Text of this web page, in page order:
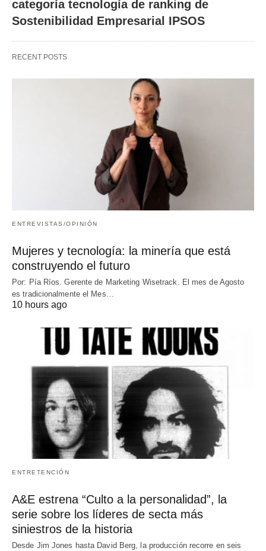
categoría tecnología de ranking de
Sostenibilidad Empresarial IPSOS
RECENT POSTS
ENTREVISTAS/OPINIÓN
Mujeres y tecnología: la minería que está
construyendo el futuro
Por: Pía Ríos. Gerente de Marketing Wisetrack. El mes de Agosto
es tradicionalmente el Mes…
10 hours ago
ENTRETENCIÓN
A&E estrena “Culto a la personalidad”, la
serie sobre los líderes de secta más
siniestros de la historia
Desde Jim Jones hasta David Berg, la producción recorre en seis